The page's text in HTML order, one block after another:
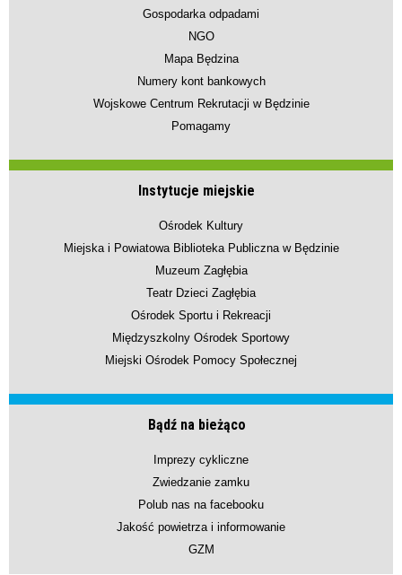
Gospodarka odpadami
NGO
Mapa Będzina
Numery kont bankowych
Wojskowe Centrum Rekrutacji w Będzinie
Pomagamy
Instytucje miejskie
Ośrodek Kultury
Miejska i Powiatowa Biblioteka Publiczna w Będzinie
Muzeum Zagłębia
Teatr Dzieci Zagłębia
Ośrodek Sportu i Rekreacji
Międzyszkolny Ośrodek Sportowy
Miejski Ośrodek Pomocy Społecznej
Bądź na bieżąco
Imprezy cykliczne
Zwiedzanie zamku
Polub nas na facebooku
Jakość powietrza i informowanie
GZM